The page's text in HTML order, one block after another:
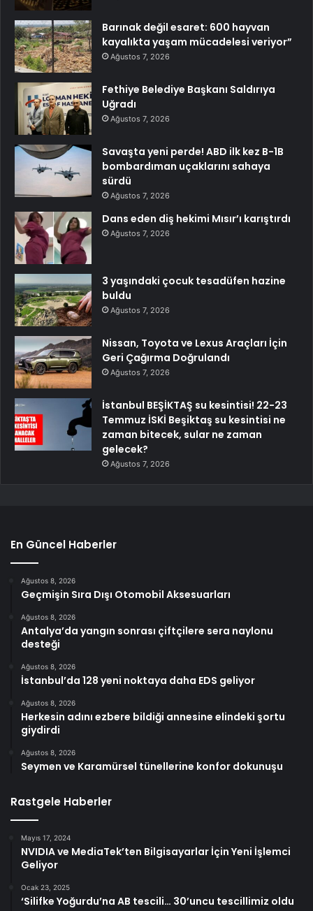
Barınak değil esaret: 600 hayvan
kayalıkta yaşam mücadelesi veriyor”
Ağustos 7, 2026
Fethiye Belediye Başkanı Saldırıya
Uğradı
Ağustos 7, 2026
Savaşta yeni perde! ABD ilk kez B-1B
bombardıman uçaklarını sahaya
sürdü
Ağustos 7, 2026
Dans eden diş hekimi Mısır’ı karıştırdı
Ağustos 7, 2026
3 yaşındaki çocuk tesadüfen hazine
buldu
Ağustos 7, 2026
Nissan, Toyota ve Lexus Araçları İçin
Geri Çağırma Doğrulandı
Ağustos 7, 2026
İstanbul BEŞİKTAŞ su kesintisi! 22-23
Temmuz İSKİ Beşiktaş su kesintisi ne
zaman bitecek, sular ne zaman
gelecek?
Ağustos 7, 2026
En Güncel Haberler
Ağustos 8, 2026
Geçmişin Sıra Dışı Otomobil Aksesuarları
Ağustos 8, 2026
Antalya’da yangın sonrası çiftçilere sera naylonu
desteği
Ağustos 8, 2026
İstanbul’da 128 yeni noktaya daha EDS geliyor
Ağustos 8, 2026
Herkesin adını ezbere bildiği annesine elindeki şortu
giydirdi
Ağustos 8, 2026
Seymen ve Karamürsel tünellerine konfor dokunuşu
Rastgele Haberler
Mayıs 17, 2024
NVIDIA ve MediaTek’ten Bilgisayarlar İçin Yeni İşlemci
Geliyor
Ocak 23, 2025
‘Silifke Yoğurdu’na AB tescili… 30’uncu tescillimiz oldu